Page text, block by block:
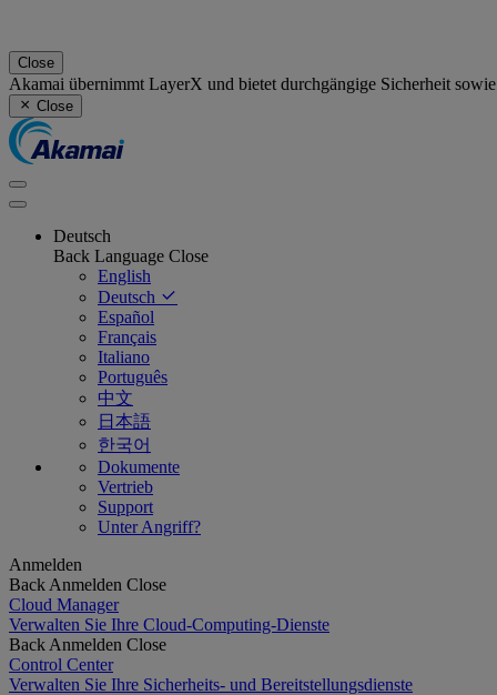
Close
Akamai übernimmt LayerX und bietet durchgängige Sicherheit
Close
Deutsch
Back Language Close
English
Deutsch
Español
Français
Italiano
Português
中文
日本語
한국어
Dokumente
Vertrieb
Support
Unter Angriff?
Anmelden
Back Anmelden Close
Cloud Manager
Verwalten Sie Ihre Cloud-Computing-Dienste
Back Anmelden Close
Control Center
Verwalten Sie Ihre Sicherheits- und Bereitstellungsdienste